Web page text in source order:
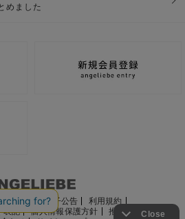
めました
会社概要 電子公告
利用規約
表記
個人情報保護方針
推奨環境